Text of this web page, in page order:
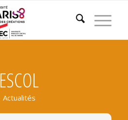
ESCOL
Actualités